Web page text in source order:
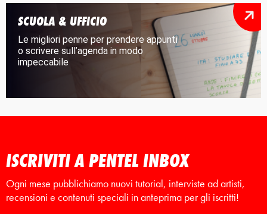
SCUOLA & UFFICIO
Le migliori penne per prendere appunti
o scrivere sull’agenda in modo
impeccabile
ISCRIVITI A PENTEL INBOX
Ogni mese pubblichiamo nuovi tutorial, interviste ad artisti,
recensioni e contenuti speciali in anteprima per gli iscritti!